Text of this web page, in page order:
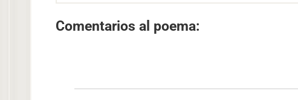
Comentarios al poema: